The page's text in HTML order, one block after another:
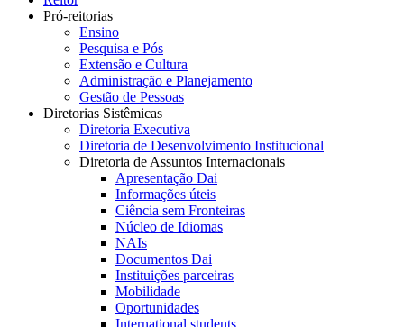
Pró-reitorias
Ensino
Pesquisa e Pós
Extensão e Cultura
Administração e Planejamento
Gestão de Pessoas
Diretorias Sistêmicas
Diretoria Executiva
Diretoria de Desenvolvimento Institucional
Diretoria de Assuntos Internacionais
Apresentação Dai
Informações úteis
Ciência sem Fronteiras
Núcleo de Idiomas
NAIs
Documentos Dai
Instituições parceiras
Mobilidade
Oportunidades